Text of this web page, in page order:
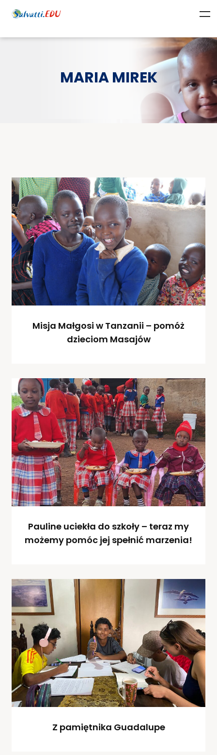
MARIA MIREK
Misja Małgosi w Tanzanii – pomóż
dzieciom Masajów
Pauline uciekła do szkoły – teraz my
możemy pomóc jej spełnić marzenia!
Z pamiętnika Guadalupe